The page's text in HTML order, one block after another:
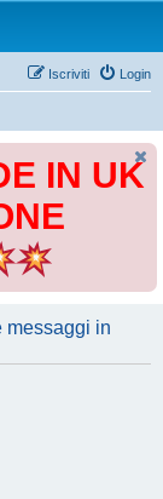
Login
Iscriviti
IN UK
messaggi in